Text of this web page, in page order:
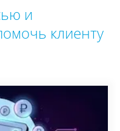
и
клиенту